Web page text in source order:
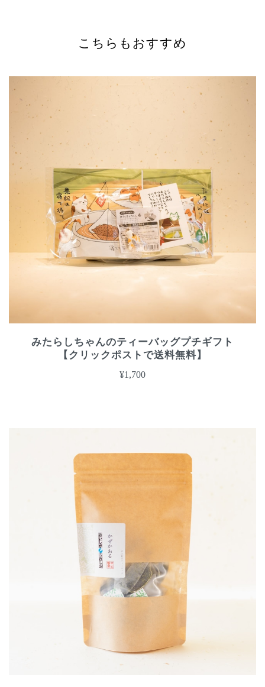
こちらもおすすめ
みたらしちゃんのティーバッグプチギフト
【クリックポストで送料無料】
¥1,700